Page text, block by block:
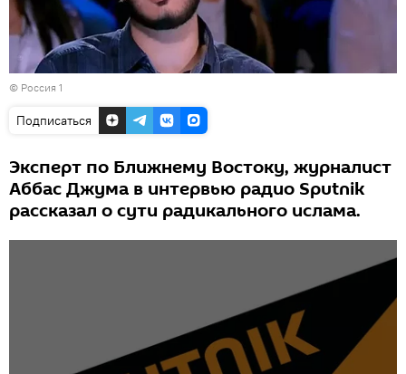
© Россия 1
Подписаться
Эксперт по Ближнему Востоку, журналист
Аббас Джума в интервью радио Sputnik
рассказал о сути радикального ислама.